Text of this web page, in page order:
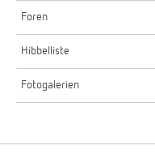
Foren
Hibbelliste
Fotogalerien